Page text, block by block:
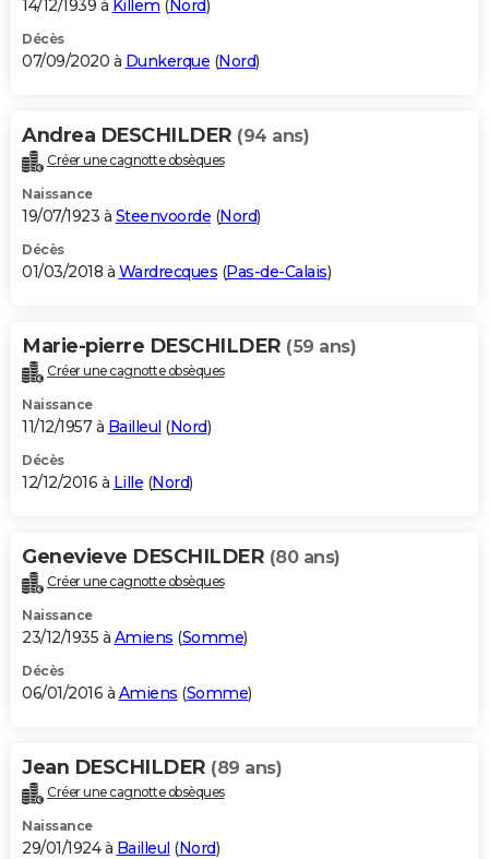
14/12/1939 à Killem (Nord)
Décès
07/09/2020 à Dunkerque (Nord)
Andrea DESCHILDER (94 ans)
Créer une cagnotte obsèques
Naissance
19/07/1923 à Steenvoorde (Nord)
Décès
01/03/2018 à Wardrecques (Pas-de-Calais)
Marie-pierre DESCHILDER (59 ans)
Créer une cagnotte obsèques
Naissance
11/12/1957 à Bailleul (Nord)
Décès
12/12/2016 à Lille (Nord)
Genevieve DESCHILDER (80 ans)
Créer une cagnotte obsèques
Naissance
23/12/1935 à Amiens (Somme)
Décès
06/01/2016 à Amiens (Somme)
Jean DESCHILDER (89 ans)
Créer une cagnotte obsèques
Naissance
29/01/1924 à Bailleul (Nord)